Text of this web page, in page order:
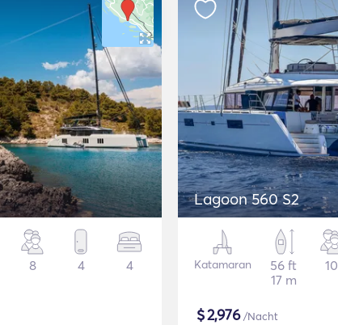
8 4 4
Lagoon 560 S2
Katamaran
56 ft
17 m
10
$2,976/Nacht